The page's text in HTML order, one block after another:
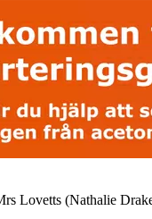
Lovetts (Nathalie